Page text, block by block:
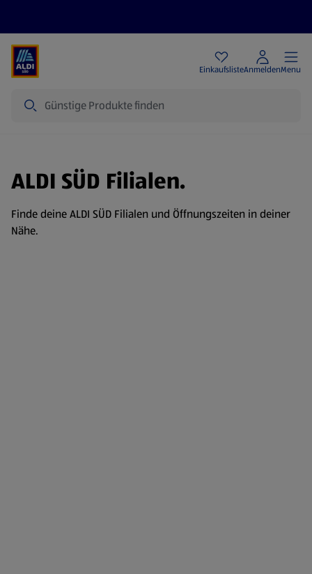
EinkaufslisteAnmeldenMenu
ALDI SÜD Filialen.
Finde deine ALDI SÜD Filialen und Öffnungszeiten in deiner
Nähe.